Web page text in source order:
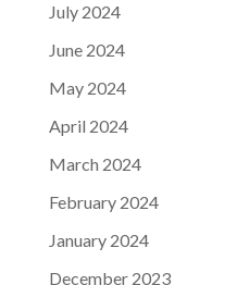
July 2024
June 2024
May 2024
April 2024
March 2024
February 2024
January 2024
December 2023